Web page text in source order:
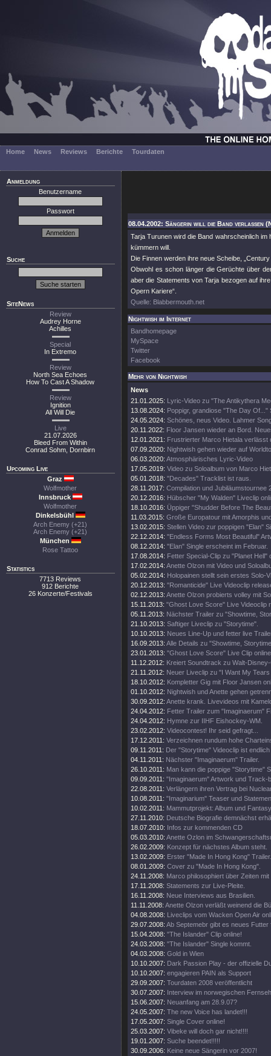
Home News Reviews Berichte Tourdaten
Anmeldung
Benutzername
Passwort
Suche
SiteNews
Review
Audrey Horne
Achilles
Special
In Extremo
Review
North Sea Echoes
How To Cast A Shadow
Review
Ignition
All Will Die
Live
21.07.2026
Bleed From Within
Conrad Sohm, Dornbirn
Upcoming Live
Graz
Wolfmother
Innsbruck
Wolfmother
Dinkelsbühl
Arch Enemy (+21)
Arch Enemy (+21)
München
Rose Tattoo
Statistics
7713 Reviews
912 Berichte
26 Konzerte/Festivals
08.04.2002: Sängerin will die Band verlassen
Tarja Turunen wird die Band wahrscheinlich
kümmern will.
Die Finnen werden ihre neue Scheibe,
Obwohl es schon länger die Gerüchte über
aber die Statements von Tarja bezogen auf
Opern Kariere“.
Quelle: Blabbermouth.net
Nightwish im Internet
Bandhomepage
MySpace
Twitter
Facebook
Mehr von Nightwish
News
21.01.2025: Lyric-Video zu "The Antikythera
13.08.2024: Poppigr, grandiose "The Day Of..."
24.05.2024: Schönes, neus Video. Lahmer
20.11.2022: Floor Jansen wieder an Bord.
12.01.2021: Frustrierter Marco Hietala verlässt
07.09.2020: Nightwish gehen wieder auf
06.03.2020: Atmosphärisches Lyric-Video
17.05.2019: Video zu Soloalbum von Marco
05.01.2018: "Decades" Tracklist ist raus.
28.11.2017: Compilation und Jubiläumstournee
20.12.2016: Hübscher "My Walden" Liveclip
18.10.2016: Üppiger "Shudder Before The
11.03.2015: Große Europatour mit Amorphis
13.02.2015: Stellen Video zur poppigen "Elan"
22.12.2014: "Endless Forms Most Beautiful"
08.12.2014: "Elan" Single erscheint im Februar.
17.08.2014: Fetter Special-Clip zu "Planet Hell"
17.02.2014: Anette Olzon mit Video und
05.02.2014: Holopainen stellt sein erstes Solo-
20.12.2013: "Romanticide" Live Videoclip
02.12.2013: Anette Olzon probierts volley mit
15.11.2013: "Ghost Love Score" Live Videoclip
05.11.2013: Nächster Trailer zu "Showtime,
21.10.2013: Saftiger Liveclip zu "Storytime".
10.10.2013: Neues Line-Up und fetter live
16.09.2013: Alle Details zu "Showtime,
23.01.2013: "Ghost Love Score" Live Clip
11.12.2012: Kreiert Soundtrack zu Walt-
21.11.2012: Neuer Liveclip zu "I Want My
18.10.2012: Kompletter Gig mit Floor Jansen
01.10.2012: Nightwish und Anette gehen
30.09.2012: Anette krank. Livevideos mit
24.04.2012: Fetter Trailer zum "Imaginaerum"
24.04.2012: Hymne zur IIHF Eishockey-WM.
23.02.2012: Videocontest! Ihr seid gefragt...
17.12.2011: Verzeichnen rundum hohe
09.11.2011: Der "Storytime" Videoclip ist endlich
04.11.2011: Nächster "Imaginaerum" Trailer.
26.10.2011: Man kann die poppige "Storytime"
09.09.2011: "Imaginaerum" Artwork und Track-
22.08.2011: Verlängern ihren Vertrag bei
10.08.2011: "Imaginarium" Teaser und
10.02.2011: Mammutprojekt: Album und
27.11.2010: Deutsche Biografie demnächst
18.07.2010: Infos zur kommenden CD
05.03.2010: Anette Ozlon im
26.02.2009: Konzept für nächstes Album steht.
13.02.2009: Erster "Made In Hong Kong" Trailer.
08.01.2009: Cover zu "Made In Hong Kong".
24.11.2008: Marco philosophiert über Zeiten mit
17.11.2008: Statements zur Live-Pleite.
16.11.2008: Neue Interviews aus Brasilien.
11.11.2008: Anette Olzon verläßt weinend die
04.08.2008: Liveclips vom Wacken Open Air
29.07.2008: Ab Septemebr gibt es neues Futter
15.04.2008: "The Islander" Clip online!
24.03.2008: "The Islander" Single kommt.
04.03.2008: Gold in Wien
10.10.2007: Dark Passion Play - der offizielle
10.10.2007: engagieren PAIN als Support
29.09.2007: Tourdaten 2008 veröffentlicht
30.07.2007: Interview im norwegischen
15.06.2007: Neuanfang am 28.9.07?
24.05.2007: The new Voice has landet!!!
17.05.2007: Single Cover online!
25.03.2007: Vibeke will doch gar nicht!!!!
19.01.2007: Suche beendet!!!!!
30.09.2006: Keine neue Sängerin vor 2007!